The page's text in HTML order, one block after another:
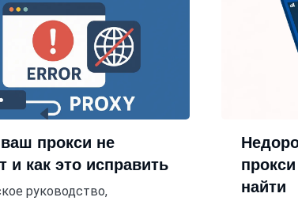
прокси не
и как это исправить
руководство,
найти